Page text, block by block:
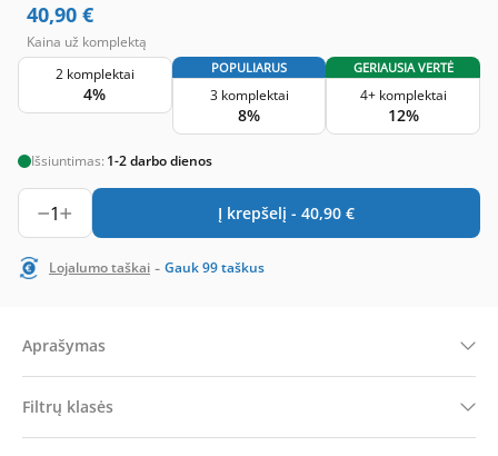
40,90 €
Kaina už komplektą
2 komplektai
4%
POPULIARUS
3 komplektai
8%
GERIAUSIA VERTĖ
4+ komplektai
12%
Išsiuntimas: 1-2 darbo dienos
1 Į krepšelį - 40,90 €
Lojalumo taškai - Gauk99taškus
Aprašymas
Filtrų klasės